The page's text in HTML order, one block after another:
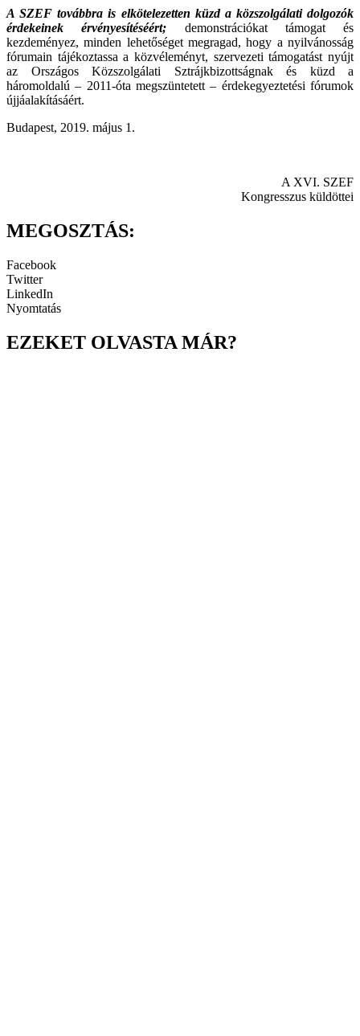
A SZEF továbbra is elkötelezetten küzd a közszolgálati dolgozók
érdekeinek érvényesítéséért; demonstrációkat támogat és
kezdeményez, minden lehetőséget megragad, hogy a nyilvánosság
fórumain tájékoztassa a közvéleményt, szervezeti támogatást nyújt
az Országos Közszolgálati Sztrájkbizottságnak és küzd a
háromoldalú – 2011-óta megszüntetett – érdekegyeztetési fórumok
újjáalakításáért.
Budapest, 2019. május 1.
A XVI. SZEF
Kongresszus küldöttei
MEGOSZTÁS:
Facebook
Twitter
LinkedIn
Nyomtatás
EZEKET OLVASTA MÁR?